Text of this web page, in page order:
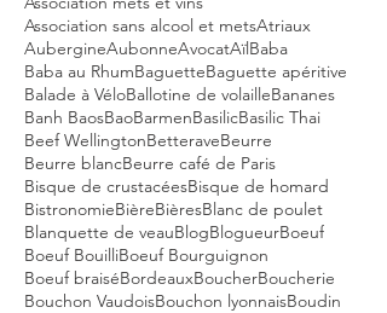
Association sans alcool et metsAtriaux
AubergineAubonneAvocatAïlBaba
Baba au RhumBaguetteBaguette apéritive
Balade à VéloBallotine de volailleBananes
Banh BaosBaoBarmenBasilicBasilic Thai
Beef WellingtonBetteraveBeurre
Beurre blancBeurre café de Paris
Bisque de crustacéesBisque de homard
BistronomieBièreBièresBlanc de poulet
Blanquette de veauBlogBlogueurBoeuf
Boeuf BouilliBoeuf Bourguignon
Boeuf braiséBordeauxBoucherBoucherie
Bouchon VaudoisBouchon lyonnaisBoudin